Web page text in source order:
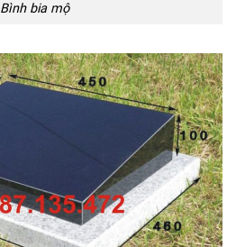
Bình bia mộ